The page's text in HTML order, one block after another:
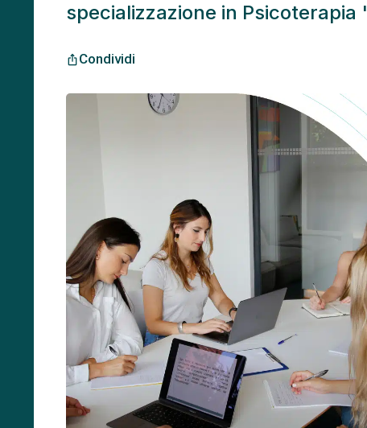
specializzazione in Psicoterapia
ios_shareCondividi